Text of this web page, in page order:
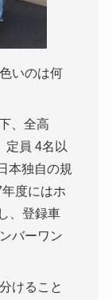
いのは何
、全高
定員 4名以
本独自の規
度にはホ
、登録車
バーワン
けること